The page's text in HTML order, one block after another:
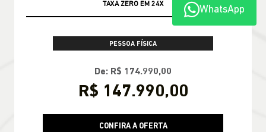
TAXA ZERO EM 24X
PESSOA FÍSICA
De: R$ 174.990,00
R$ 147.990,00
CONFIRA A OFERTA
WhatsApp